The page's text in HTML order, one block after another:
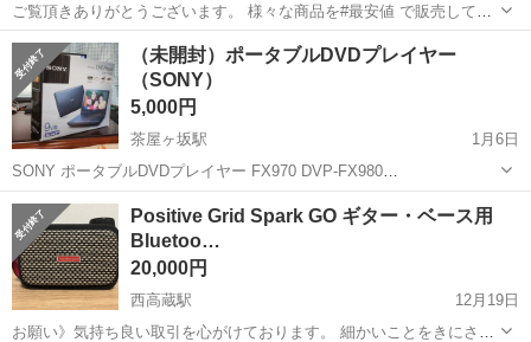
ご覧頂きありがとうございます。 様々な商品を#最安値 で販売してお
ります。気になる点がございましたら、是非コメントお願いします。
－－－－－－－－－－－－－－－－－－－－－－－－－－ ⚠️こちらの
商品は引き渡し価格を掲載して...
愛知 名古屋市 柴田駅 ポータブルプレーヤー
（未開封）ポータブルDVDプレイヤー
（SONY）
5,000円
茶屋ヶ坂駅
1月6日
SONY ポータブルDVDプレイヤー FX970 DVP-FX980
https://www.amazon.co.jp/dp/B00565CTLC/ https://www.sony.jp/bd-
player...
愛知 名古屋市 ポータブルプレーヤー
プレイヤー
Positive Grid Spark GO ギター・ベース用
Bluetoo…
20,000円
西高蔵駅
12月19日
お願い》気持ち良い取引を心がけております。 細かいことをきにされ